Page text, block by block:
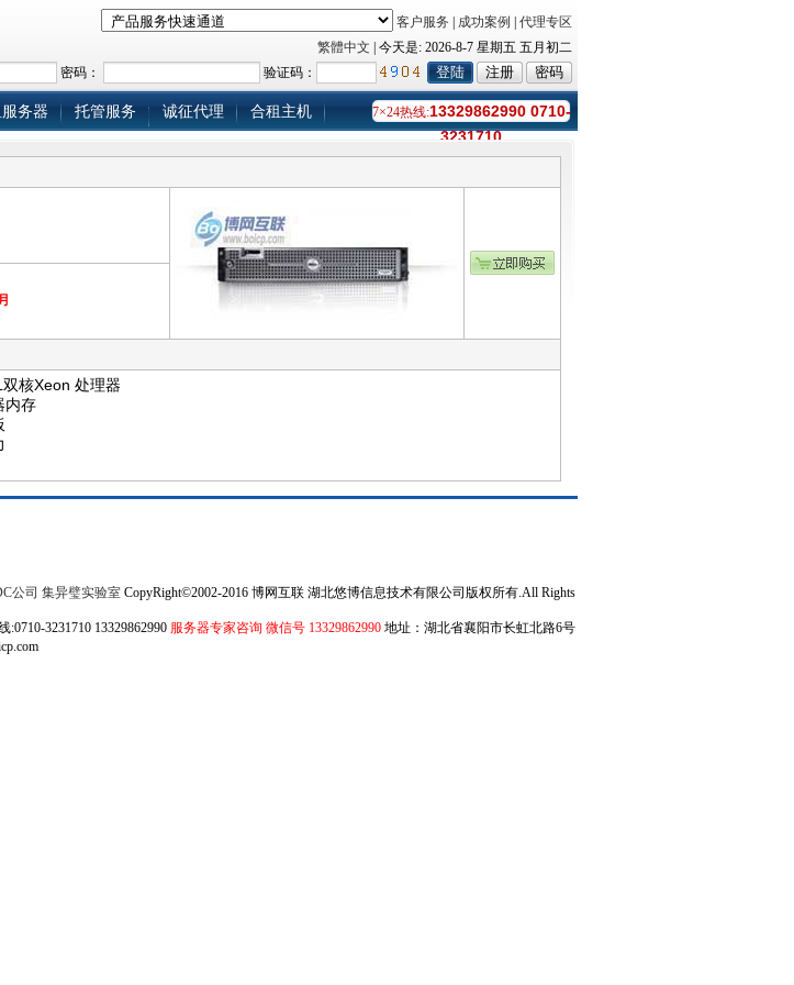
客户服务 成功案例
代理专区
繁體中文
| 今天是: 2026-8-7 星期五 五月初二
密码： 验证码：
7×24热线:13329862990 0710-
3231710
务器
托管服务
诚征代理 合租主机
核Xeon 处理器
内存
公司 集异璧实验室 CopyRight©2002-2016 博网互联 湖北悠博信息技术有限公司版权所有.All Rights
3231710 13329862990 服务器专家咨询 微信号 13329862990 地址：湖北省襄阳市长虹北路6号